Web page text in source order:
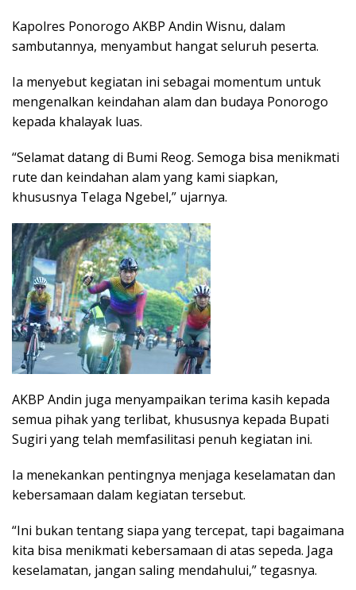
Kapolres Ponorogo AKBP Andin Wisnu, dalam
sambutannya, menyambut hangat seluruh peserta.
Ia menyebut kegiatan ini sebagai momentum untuk
mengenalkan keindahan alam dan budaya Ponorogo
kepada khalayak luas.
“Selamat datang di Bumi Reog. Semoga bisa menikmati
rute dan keindahan alam yang kami siapkan,
khususnya Telaga Ngebel,” ujarnya.
AKBP Andin juga menyampaikan terima kasih kepada
semua pihak yang terlibat, khususnya kepada Bupati
Sugiri yang telah memfasilitasi penuh kegiatan ini.
Ia menekankan pentingnya menjaga keselamatan dan
kebersamaan dalam kegiatan tersebut.
“Ini bukan tentang siapa yang tercepat, tapi bagaimana
kita bisa menikmati kebersamaan di atas sepeda. Jaga
keselamatan, jangan saling mendahului,” tegasnya.